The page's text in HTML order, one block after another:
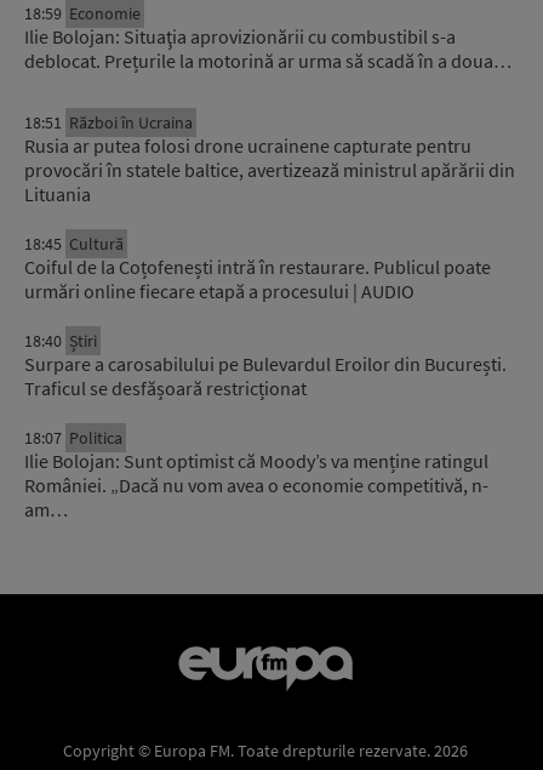
18:59 Economie
Ilie Bolojan: Situaţia aprovizionării cu combustibil s-a
deblocat. Prețurile la motorină ar urma să scadă în a doua…
18:51 Război în Ucraina
Rusia ar putea folosi drone ucrainene capturate pentru
provocări în statele baltice, avertizează ministrul apărării din
Lituania
18:45 Cultură
Coiful de la Coțofenești intră în restaurare. Publicul poate
urmări online fiecare etapă a procesului | AUDIO
18:40 Știri
Surpare a carosabilului pe Bulevardul Eroilor din București.
Traficul se desfășoară restricționat
18:07 Politica
Ilie Bolojan: Sunt optimist că Moody’s va menține ratingul
României. „Dacă nu vom avea o economie competitivă, n-
am…
Copyright © Europa FM. Toate drepturile rezervate. 2026